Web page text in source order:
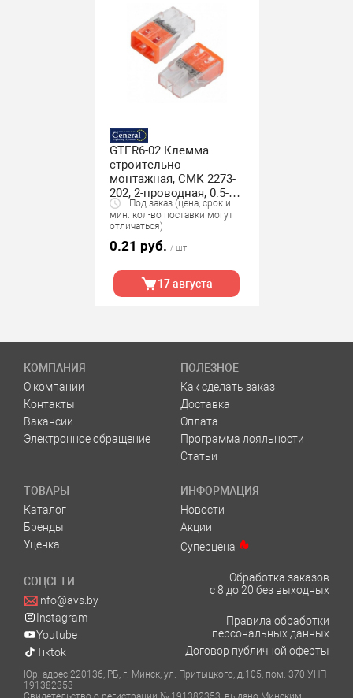
GTER6-02 Клемма
строительно-
монтажная, СМК 2273-
202, 2-проводная, 0.5-2.5
мм2 General, упак. 200
шт.
Под заказ (цена, срок и
мин. кол-во поставки могут
отличаться)
0.21 руб. / шт
17 августа
КОМПАНИЯ
О компании
Контакты
Вакансии
Электронное обращение
ПОЛЕЗНОЕ
Как сделать заказ
Доставка
Оплата
Программа лояльности
Статьи
ТОВАРЫ
Каталог
Бренды
Уценка
ИНФОРМАЦИЯ
Новости
Акции
Суперцена
СОЦСЕТИ
info@avs.by
Instagram
Youtube
Tiktok
Обработка заказов
с 8 до 20 без выходных
Правила обработки
персональных данных
Договор публичной оферты
Юр. адрес 220136, РБ, г. Минск, ул. Притыцкого, д.105, пом. 370 УНП
191382353